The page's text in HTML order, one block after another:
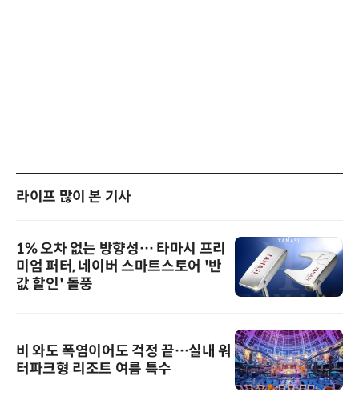
라이프 많이 본 기사
1% 오차 없는 방향성… 타마시 프리
미엄 퍼터, 네이버 스마트스토어 '반
값 할인' 돌풍
비 와도 폭염이어도 걱정 끝…실내 워
터파크형 리조트 여름 특수